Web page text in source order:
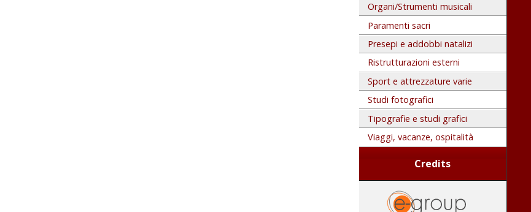
Organi/Strumenti musicali
Paramenti sacri
Presepi e addobbi natalizi
Ristrutturazioni esterni
Sport e attrezzature varie
Studi fotografici
Tipografie e studi grafici
Viaggi, vacanze, ospitalità
Credits